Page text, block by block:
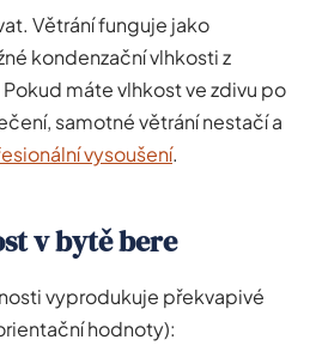
Větrání funguje jako
kondenzační vlhkosti z
máte vlhkost ve zdivu po
samotné větrání nestačí a
vysoušení.
v bytě bere
vyprodukuje překvapivé
hodnoty):